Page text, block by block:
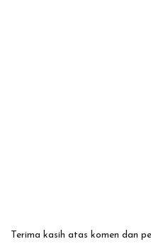
Terima kasih atas komen dan